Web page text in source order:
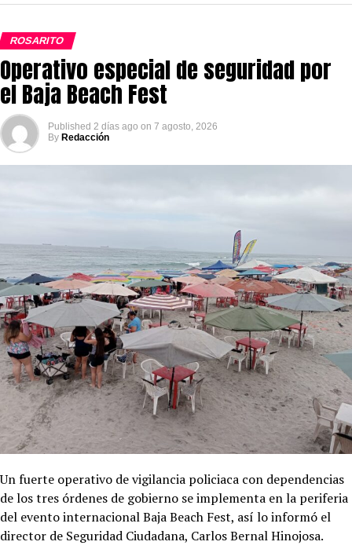
ROSARITO
Operativo especial de seguridad por
el Baja Beach Fest
Published 2 días ago on 7 agosto, 2026
By Redacción
Un fuerte operativo de vigilancia policiaca con dependencias
de los tres órdenes de gobierno se implementa en la periferia
del evento internacional Baja Beach Fest, así lo informó el
director de Seguridad Ciudadana, Carlos Bernal Hinojosa.